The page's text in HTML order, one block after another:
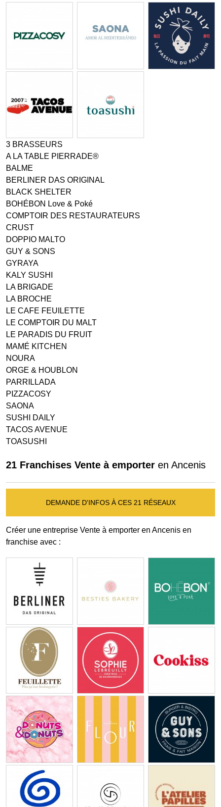
3 BRASSEURS
A LA TABLE PIERRADE®
BALME
BERLINER DAS ORIGINAL
BLACK SHELTER
BOHÉBON Love & Poké
COMPTOIR DES RESTAURATEURS
CRUST
DOPPIO MALTO
GUY & SONS
GYRAYA
KALY SUSHI
LA BRIGADE
LA BROCHE
LE CAFE FEUILETTE
LE COMPTOIR DU MALT
LE PARADIS DU FRUIT
MAMÉ KITCHEN
NOURA
ORGE & HOUBLON
PARRILLADA
PIZZACOSY
SAONA
SUSHI DAILY
TACOS AVENUE
TOASUSHI
21 Franchises Vente à emporter en Ancenis
DEMANDE D'INFOS À CES 21 RÉSEAUX
Créer une entreprise Vente à emporter en Ancenis en
franchise avec :